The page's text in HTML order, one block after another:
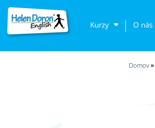
Kurzy O nás
Domov»